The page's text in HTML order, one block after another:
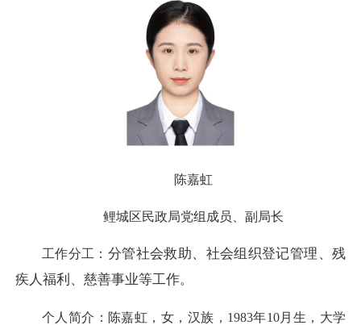
陈嘉虹
鲤城区民政局党组成员、副局长
工作分工： 分管社会救助、 社会组织登记管理、残
疾人福利、 慈善事业等工作。
个人简介：陈嘉虹，女，汉族，1983年10月生，大学